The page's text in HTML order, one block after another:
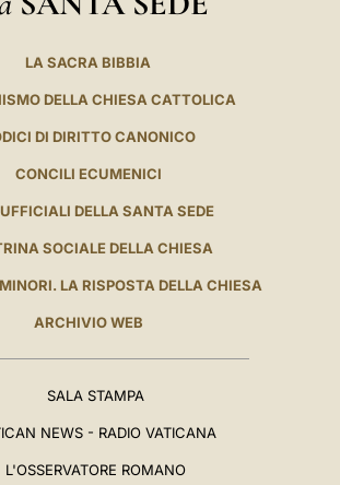
LA SACRA BIBBIA
DELLA CHIESA CATTOLICA
DI DIRITTO CANONICO
CONCILI ECUMENICI
DELLA SANTA SEDE
SOCIALE DELLA CHIESA
LA RISPOSTA DELLA CHIESA
ARCHIVIO WEB
SALA STAMPA
NEWS - RADIO VATICANA
L'OSSERVATORE ROMANO